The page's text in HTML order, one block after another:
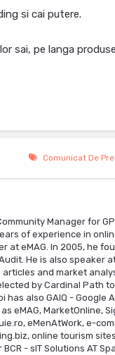
si cai putere.
sai, pe langa
Comunicat De
Manager for
of experience in
at eMAG. In 2005, he
He is also speaker
and market
by Cardinal Path
also GAIQ - Google
MarketOnline,
eMenAtWork, e-
online tourism sites
- sIT Solutions AT